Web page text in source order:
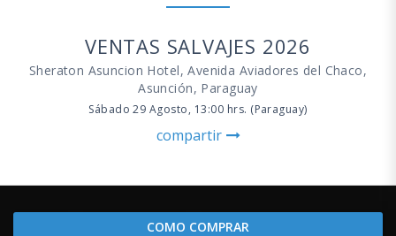
VENTAS SALVAJES 2026
Sheraton Asuncion Hotel, Avenida Aviadores del Chaco,
Asunción, Paraguay
Sábado 29 Agosto, 13:00 hrs. (Paraguay)
compartir
COMO COMPRAR